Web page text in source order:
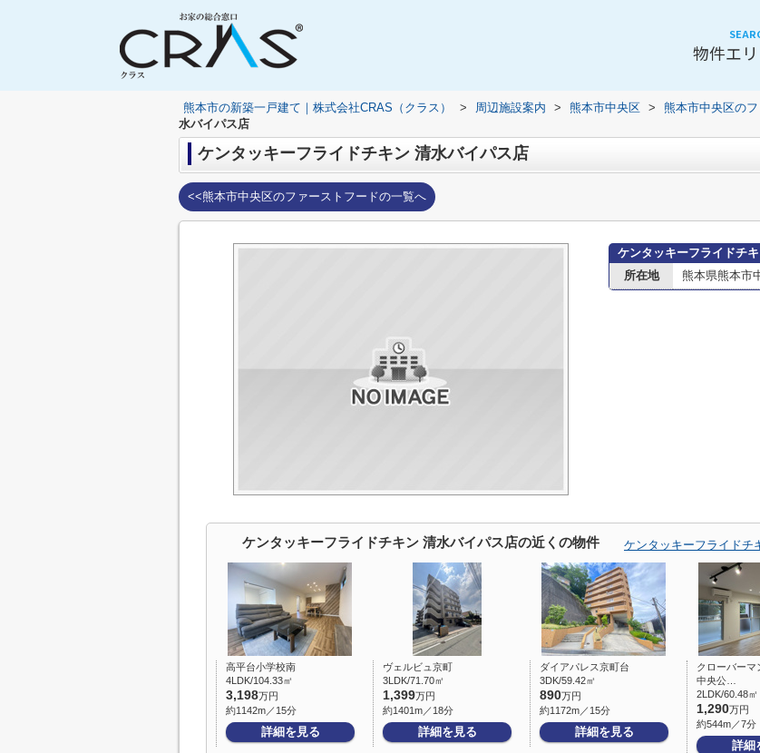
物件エ
熊本市の新築一戸建て｜株式会社CRAS（クラス） > 周辺施設案内 > 熊本市中央区 > 熊本市中央区の
水バイパス店
ケンタッキーフライドチキン 清水バイパス店
<<熊本市中央区のファーストフードの一覧へ
ケンタッキーフライドチ
所在地
熊本県熊本市
ケンタッキーフライドチキン 清水バイパス店の近くの物件 ケンタッキーフライドチ
高平台小学校南
4LDK/104.33㎡
3,198万円
約1142m／15分
詳細を見る
ヴェルビュ京町
3LDK/71.70㎡
1,399万円
約1401m／18分
詳細を見る
ダイアパレス京町台
3DK/59.42㎡
890万円
約1172m／15分
詳細を見る
クローバーマ
中央公…
2LDK/60.48㎡
1,290万円
約544m／7分
詳細